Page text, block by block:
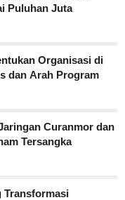
Puluhan Juta
Organisasi di
dan Arah Program
Curanmor dan
Tersangka
Transformasi